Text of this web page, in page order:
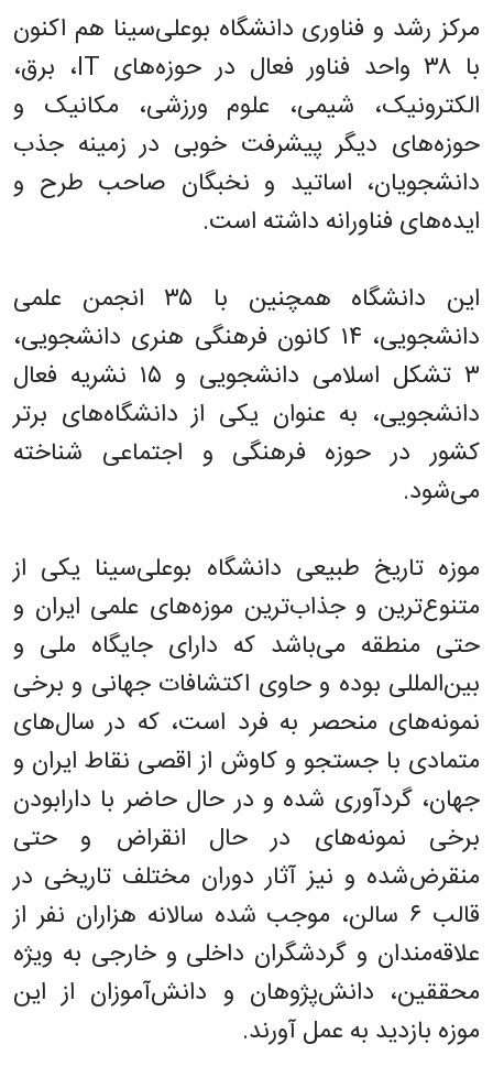
مرکز رشد و فناوری دانشگاه بوعلی‌سینا هم اکنون
با ۳۸ واحد فناور فعال در حوزه‌های IT، برق،
الکترونیک، شیمی، علوم ورزشی، مکانیک و
حوزه‌های دیگر پیشرفت خوبی در زمینه جذب
دانشجویان، اساتید و نخبگان صاحب طرح و
ایده‌های فناورانه داشته است.
این دانشگاه همچنین با ۳۵ انجمن علمی
دانشجویی، ۱۴ کانون فرهنگی هنری دانشجویی،
۳ تشکل اسلامی دانشجویی و ۱۵ نشریه فعال
دانشجویی، به عنوان یکی از دانشگاه‌های برتر
کشور در حوزه فرهنگی و اجتماعی شناخته
می‌شود.
موزه تاریخ طبیعی دانشگاه بوعلی‌سینا یکی از
متنوع‌ترین و جذاب‌ترین موزه‌های علمی ایران و
حتی منطقه می‌باشد که دارای جایگاه ملی و
بین‌المللی بوده و حاوی اکتشافات جهانی و برخی
نمونه‌های منحصر به فرد است، که در سال‌های
متمادی با جستجو و کاوش از اقصی نقاط ایران و
جهان، گردآوری شده و در حال حاضر با دارابودن
برخی نمونه‌های در حال انقراض و حتی
منقرض‌شده و نیز آثار دوران مختلف تاریخی در
قالب ۶ سالن، موجب شده سالانه هزاران نفر از
علاقه‌مندان و گردشگران داخلی و خارجی به ویژه
محققین، دانش‌پژوهان و دانش‌آموزان از این
موزه بازدید به عمل آورند.